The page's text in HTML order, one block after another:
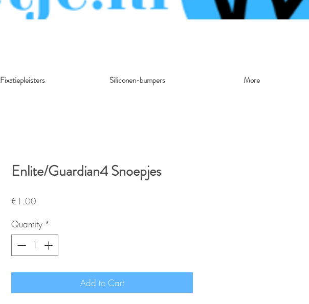
Fixatiepleisters Siliconen-bumpers More
Enlite/Guardian4 Snoepjes
€1.00
Quantity *
Add to Cart